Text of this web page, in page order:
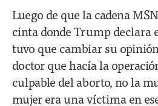
Luego de que la cadena
cinta donde Trump declara
tuvo que cambiar su
doctor que hacía la
culpable del aborto, no la
mujer era una víctima en